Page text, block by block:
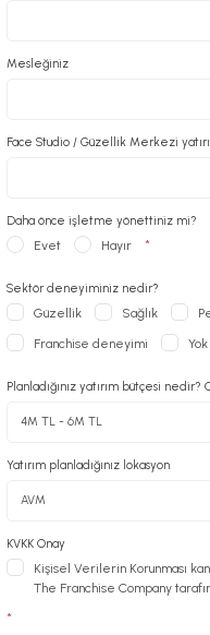
Mesleğiniz
Face Studio / Güzellik Merkezi
Daha önce işletme yönettiniz mi?
Evet Hayır *
Sektör deneyiminiz nedir?
Güzellik Sağlık
Franchise deneyimi
Yok
Planladığınız yatırım bütçesi nedir?
Yatırım planladığınız lokasyon
KVKK Onay
Kişisel Verilerin Korunması
The Franchise Company
*